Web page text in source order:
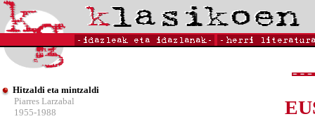
Hitzaldi eta mintzaldi
Piarres Larzabal
1955-1988